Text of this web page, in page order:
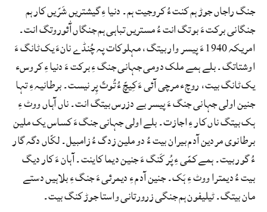
جنگ راجاں جوڑ ہم کنت ءُ کروجیت ہم۔ دنیا ءِ گیشتریں شَرّیں کار ہم
جنگانی برکت ءَ بوتگ انت ءُ مستریں تباہی ہم جنگاں آٰئوروتگ انت۔
امریکہ 1940 ءَ پیسر وار بیتگ، مہلوکات پہ چُنڈے نانءَ یک ٹانگ ءَ
اوشتاتگ۔ بلے ہمے ملک دومی جہانی جنگ ءِ برکت ءَ دنیا ءِ کروسء
یک ٹانگ بیت، روچء مرچی آئی ءَ کِیچّ ءُ تُوتّ پِر نیست۔ برطانیہ ءِ تہا
جنین اولی جہانی جنگ ءَ پیسر بے دزرس بیتگ انت۔ ناں آہاں ووٹ ءِ
ہک بیتگ ناں کار ءِ اجازت۔ بلے اولی جہانی جنگ ءَ کساس یک ملین
برطانوی مردین آدم بیران بیت ءُ دو ملین زدگ ءُ زامبیل۔ لکّاں دگہ گار
ءُ گور بیت۔ ہمے کمّی ءِ پُر کَنگ ءَ جنین دیما کاینت۔ آہان ءَ کار دیگ
بیت ءُ دیمترا ووٹ ءِ ہَک۔ جنین آدم ءِ دیمرئی ءَ جنگ ءِ بلاہیں دستے
مان بیتگ۔ ٹیلیفون ہم جنگی زرورتانی واستا جوڑ کنگ بیت۔